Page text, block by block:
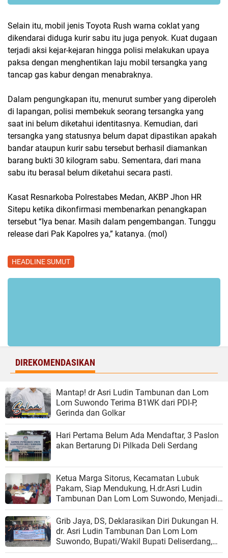
Selain itu, mobil jenis Toyota Rush warna coklat yang
dikendarai diduga kurir sabu itu juga penyok. Kuat dugaan
terjadi aksi kejar-kejaran hingga polisi melakukan upaya
paksa dengan menghentikan laju mobil tersangka yang
tancap gas kabur dengan menabraknya.
Dalam pengungkapan itu, menurut sumber yang diperoleh
di lapangan, polisi membekuk seorang tersangka yang
saat ini belum diketahui identitasnya. Kemudian, dari
tersangka yang statusnya belum dapat dipastikan apakah
bandar ataupun kurir sabu tersebut berhasil diamankan
barang bukti 30 kilogram sabu. Sementara, dari mana
sabu itu berasal belum diketahui secara pasti.
Kasat Resnarkoba Polrestabes Medan, AKBP Jhon HR
Sitepu ketika dikonfirmasi membenarkan penangkapan
tersebut “Iya benar. Masih dalam pengembangan. Tunggu
release dari Pak Kapolres ya,” katanya. (mol)
HEADLINE SUMUT
DIREKOMENDASIKAN
Mantap! dr Asri Ludin Tambunan dan Lom
Lom Suwondo Terima B1WK dari PDI-P,
Gerinda dan Golkar
Hari Pertama Belum Ada Mendaftar, 3 Paslon
akan Bertarung Di Pilkada Deli Serdang
Ketua Marga Sitorus, Kecamatan Lubuk
Pakam, Siap Mendukung, H.dr.Asri Ludin
Tambunan Dan Lom Lom Suwondo, Menjadi
Bupati Deliserdang
Grib Jaya, DS, Deklarasikan Diri Dukungan H.
dr. Asri Ludin Tambunan Dan Lom Lom
Suwondo, Bupati/Wakil Bupati Deliserdang,
Periode 2024s/2029